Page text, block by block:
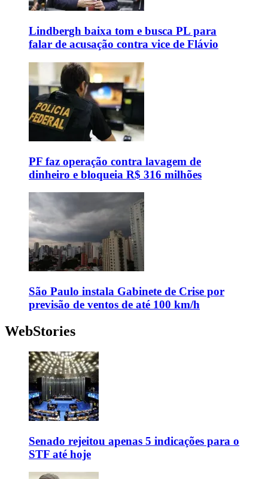
Lindbergh baixa tom e busca PL para
falar de acusação contra vice de Flávio
PF faz operação contra lavagem de
dinheiro e bloqueia R$ 316 milhões
São Paulo instala Gabinete de Crise por
previsão de ventos de até 100 km/h
WebStories
Senado rejeitou apenas 5 indicações para o
STF até hoje